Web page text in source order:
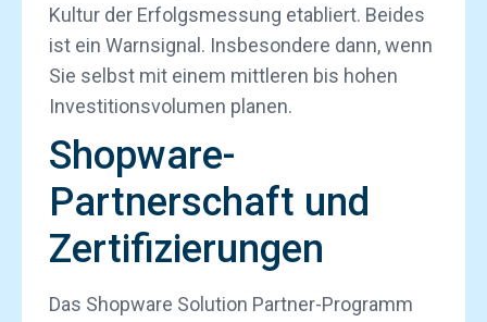
Kultur der Erfolgsmessung etabliert. Beides
ist ein Warnsignal. Insbesondere dann, wenn
Sie selbst mit einem mittleren bis hohen
Investitionsvolumen planen.
Shopware-
Partnerschaft und
Zertifizierungen
Das Shopware Solution Partner-Programm